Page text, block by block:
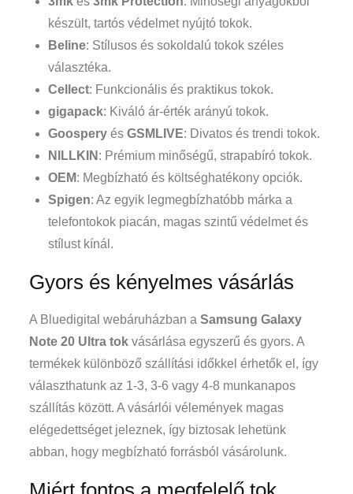
készült, tartós védelmet nyújtó tokok.
Beline: Stílusos és sokoldalú tokok széles
választéka.
Cellect: Funkcionális és praktikus tokok.
gigapack: Kiváló ár-érték arányú tokok.
Goospery ésGSMLIVE: Divatos és trendi tokok.
NILLKIN : Prémium minőségű, strapabíró tokok.
OEM: Megbízható és költséghatékony opciók.
Spigen: Az egyik legmegbízhatóbb márka a
telefontokok piacán, magas szintű védelmet és
stílust kínál.
Gyors és kényelmes vásárlás
A Bluedigital webáruházban aSamsung Galaxy
Note 20 Ultra tok vásárlása egyszerű és gyors. A
termékek különböző szállítási időkkel érhetők el, így
választhatunk az 1-3, 3-6 vagy 4-8 munkanapos
szállítás között. A vásárlói vélemények magas
elégedettséget jeleznek, így biztosak lehetünk
abban, hogy megbízható forrásból vásárolunk.